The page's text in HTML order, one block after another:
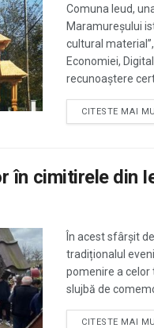
Comuna Ieud,
Maramureșului
cultural
Economiei,
recunoaștere
CITESTE MAI
în cimitirele din
În acest sfârșit
tradiționalul
pomenire a celor
slujbă de
CITESTE MAI